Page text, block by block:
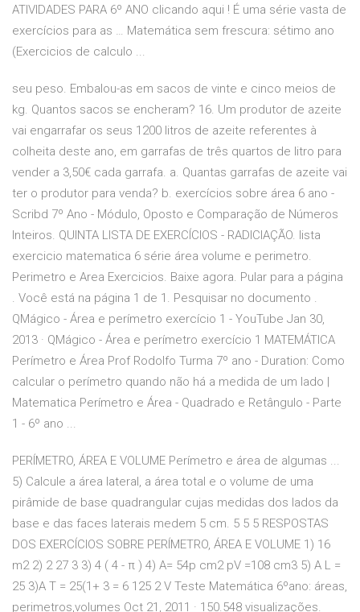
ATIVIDADES PARA 6º ANO clicando aqui ! É uma série vasta de
exercícios para as … Matemática sem frescura: sétimo ano
(Exercicios de calculo ...
seu peso. Embalou-as em sacos de vinte e cinco meios de
kg. Quantos sacos se encheram? 16. Um produtor de azeite
vai engarrafar os seus 1200 litros de azeite referentes à
colheita deste ano, em garrafas de três quartos de litro para
vender a 3,50€ cada garrafa. a. Quantas garrafas de azeite vai
ter o produtor para venda? b. exercícios sobre área 6 ano -
Scribd 7º Ano - Módulo, Oposto e Comparação de Números
Inteiros. QUINTA LISTA DE EXERCÍCIOS - RADICIAÇÃO. lista
exercicio matematica 6 série área volume e perimetro.
Perimetro e Area Exercicios. Baixe agora. Pular para a página
. Você está na página 1 de 1. Pesquisar no documento .
QMágico - Área e perímetro exercício 1 - YouTube Jan 30,
2013 · QMágico - Área e perímetro exercício 1 MATEMÁTICA
Perímetro e Área Prof Rodolfo Turma 7º ano - Duration: Como
calcular o perímetro quando não há a medida de um lado |
Matematica Perímetro e Área - Quadrado e Retângulo - Parte
1 - 6º ano ...
PERÍMETRO, ÁREA E VOLUME Perímetro e área de algumas ...
5) Calcule a área lateral, a área total e o volume de uma
pirâmide de base quadrangular cujas medidas dos lados da
base e das faces laterais medem 5 cm. 5 5 5 RESPOSTAS
DOS EXERCÍCIOS SOBRE PERÍMETRO, ÁREA E VOLUME 1) 16
m2 2) 2 27 3 3) 4 ( 4 - π ) 4) A= 54p cm2 pV =108 cm3 5) A L =
25 3)A T = 25(1+ 3 = 6 125 2 V Teste Matemática 6ºano: áreas,
perimetros,volumes Oct 21, 2011 · 150.548 visualizações.